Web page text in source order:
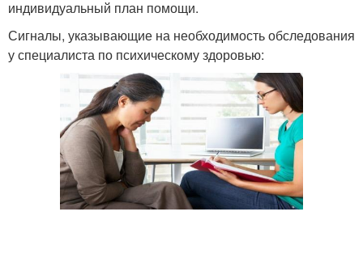
индивидуальный план помощи.
Сигналы, указывающие на необходимость обследования
у специалиста по психическому здоровью: